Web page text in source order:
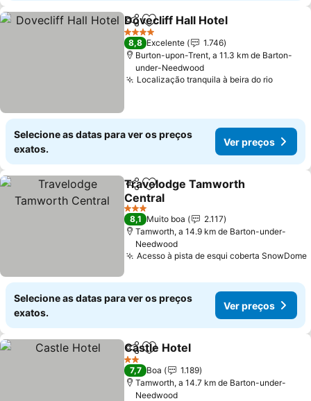
PartilharAdicionar aos favoritos
Dovecliff Hall Hotel
4 Estrelas
8,8 Excelente
1.746
Burton-upon-Trent, a 11.3 km de Barton-
under-Needwood
Localização tranquila à beira do rio
Selecione as datas para ver os preços
exatos.
Ver preços
PartilharAdicionar aos favoritos
Travelodge Tamworth
Central
3 Estrelas
8,1 Muito boa
2.117
Tamworth, a 14.9 km de Barton-under-
Needwood
Acesso à pista de esqui coberta SnowDome
Selecione as datas para ver os preços
exatos.
Ver preços
PartilharAdicionar aos favoritos
Castle Hotel
2 Estrelas
7,7 Boa
1.189
Tamworth, a 14.7 km de Barton-under-
Needwood